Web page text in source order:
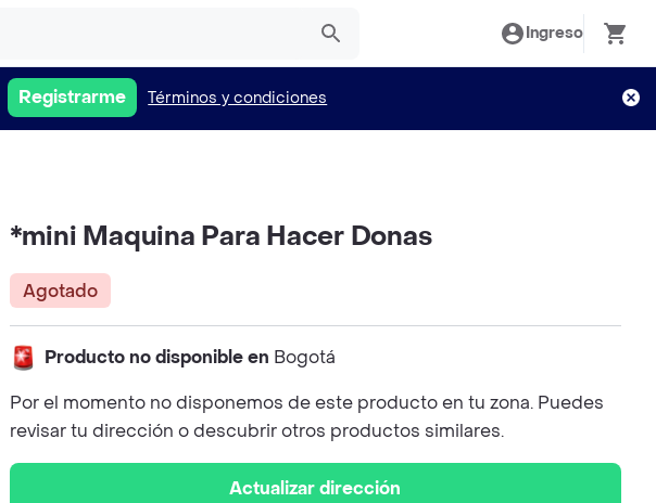
Ingreso
Registrarme Términos y condiciones
*mini Maquina Para Hacer Donas
Agotado
Producto no disponible en Bogotá
Por el momento no disponemos de este producto en tu zona. Puedes
revisar tu dirección o descubrir otros productos similares.
Actualizar dirección